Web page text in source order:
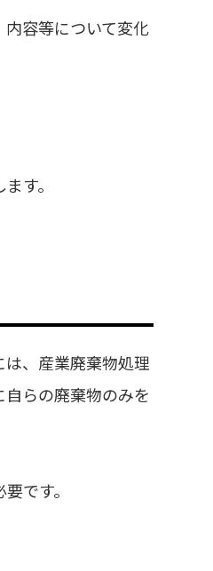
容等について変化
す。
、産業廃棄物処理
らの廃棄物のみを
です。